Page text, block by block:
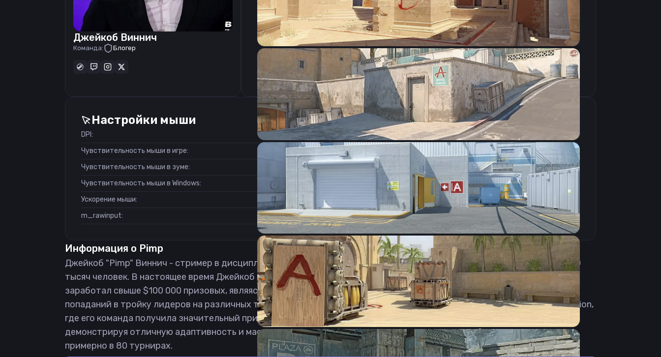
Джейкоб Виннич
Команда: Блогер
CSGO-mvTdD-e3LmX-brYFj-htAA6-9DmDA
Скопировать
Настройки мыши
DPI:
400
Чувствительность мыши в игре:
Чувствительность мыши в зуме:
1
Чувствительность мыши в Windows:
6/11
Ускорение мыши:
m_rawinput:
1
Настройки экрана
Разрешение
1280×960
Соотношение сторон
4:3
Формат изображения
Растянутое
Частота обновления
Информация о Pimp
Джейкоб "Pimp" Виннич - стример в дисциплине Counter-Strike 2 из Германии. На его Twitch канал подписано более 500
тысяч человек. В настоящее время Джейкоб комментирует турниры по CS2. За 10 лет он сыграл около 460 матчей и
заработал свыше $100 000 призовых, являясь настоящим ветераном сцены. В его впечатляющем резюме - множество
попаданий в тройку лидеров на различных турнирах, включая второе место на 1xBet GOAT League 2023 Summer VACation,
где его команда получила значительный призовой фонд. За свою карьеру он представлял широкий спектр команд,
демонстрируя отличную адаптивность и мастерство в различных игровых стилях и составах. Он принял участие
примерно в 80 турнирах.